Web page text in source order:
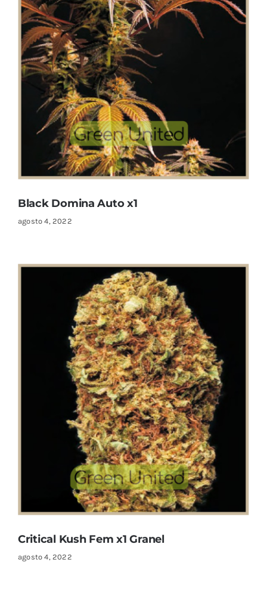
Black Domina Auto x1
agosto 4, 2022
Critical Kush Fem x1 Granel
agosto 4, 2022